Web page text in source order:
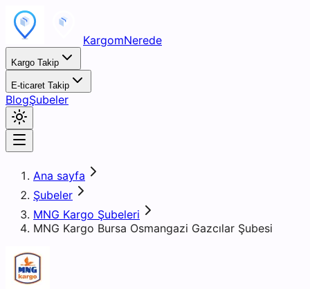
KargomNerede
Kargo Takip
E-ticaret Takip
BlogŞubeler
Ana sayfa
Şubeler
MNG Kargo Şubeleri
MNG Kargo Bursa Osmangazi Gazcılar Şubesi